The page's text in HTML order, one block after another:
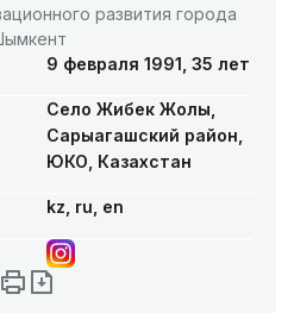
развития города
9 февраля 1991, 35 лет
Село Жибек Жолы,
Сарыагашский район,
ЮКО, Казахстан
kz, ru, en